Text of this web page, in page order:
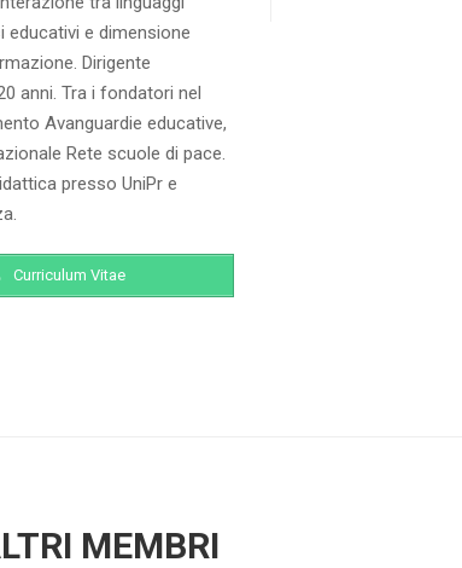
educativi e dimensione
Dirigente
anni. Tra i fondatori nel
Avanguardie educative,
Rete scuole di pace.
presso UniPr e
Curriculum Vitae
MEMBRI